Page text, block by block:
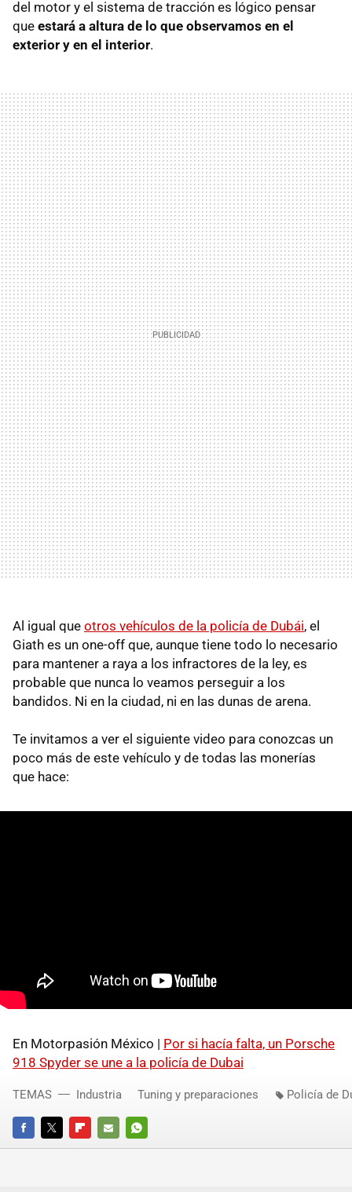
del motor y el sistema de tracción es lógico pensar
que estará a altura de lo que observamos en el
exterior y en el interior.
Al igual que otros vehículos de la policía de Dubái, el
Giath es un one-off que, aunque tiene todo lo necesario
para mantener a raya a los infractores de la ley, es
probable que nunca lo veamos perseguir a los
bandidos. Ni en la ciudad, ni en las dunas de arena.
Te invitamos a ver el siguiente video para conozcas un
poco más de este vehículo y de todas las monerías
que hace:
En Motorpasión México | Por si hacía falta, un Porsche
918 Spyder se une a la policía de Dubai
FACEBOOKTWITTERFLIPBOARD
E-
WHATSAPP
TEMAS Industria Tuning y preparaciones Policía de